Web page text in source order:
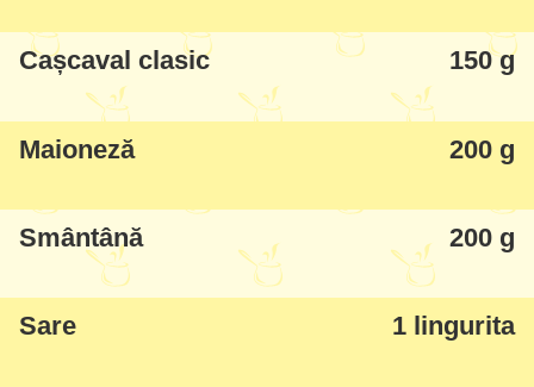
Cașcaval clasic 150 g
Maioneză 200 g
Smântână 200 g
Sare 1 lingurita